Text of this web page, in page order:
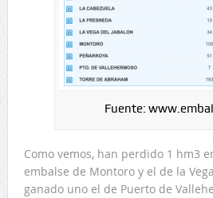
Fuente:
Como vemos, han perdido 1 hm3
embalse de Montoro y el de la
ganado uno el de Puerto de